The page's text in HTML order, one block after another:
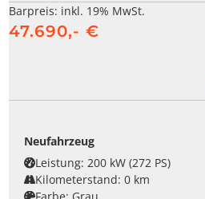
Barpreis: inkl. 19% MwSt.
47.690,- €
Neufahrzeug
Leistung: 200 kW (272 PS)
Kilometerstand: 0 km
Farbe: Grau